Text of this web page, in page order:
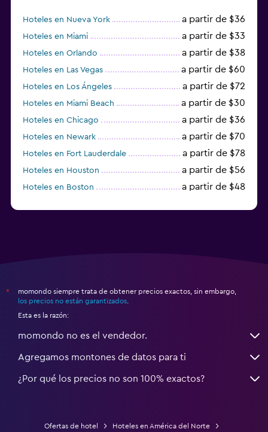
Hoteles en Nueva York a partir de $36
Hoteles en Miami a partir de $33
Hoteles en Orlando a partir de $38
Hoteles en Las Vegas a partir de $60
Hoteles en Los Ángeles a partir de $72
Hoteles en Miami Beach a partir de $30
Hoteles en Chicago a partir de $36
Hoteles en Newark a partir de $70
Hoteles en Fort Lauderdale a partir de $78
Hoteles en Houston a partir de $56
Hoteles en Boston a partir de $48
*
momondo siempre trata de obtener precios exactos, sin embargo,
los precios no están garantizados
Esta es la razón:
momondo no es el vendedor.
Agregamos montones de datos para ti
¿Por qué los precios no son 100% exactos?
Ofertas de hotel
Hoteles en América del Norte